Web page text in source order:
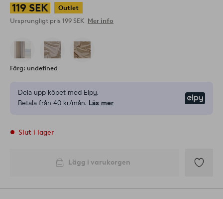
119 SEK
Outlet
Ursprungligt pris 199 SEK Mer info
Färg: undefined
Dela upp köpet med Elpy.
Betala från 40 kr/mån. Läs mer
Slut i lager
Lägg i varukorgen
till